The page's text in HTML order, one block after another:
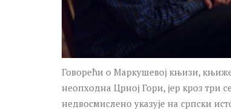
Говорећи о Маркушевој књизи,
неопходна Црној Гори, јер кроз три
недвосмислено указује на српски